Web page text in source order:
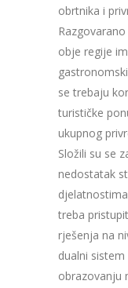
obrtnika i
obje regije
se trebaju
turističke
ukupnog
Složili su se
nedostatak
treba
rješenja na
dualni
obrazovanju